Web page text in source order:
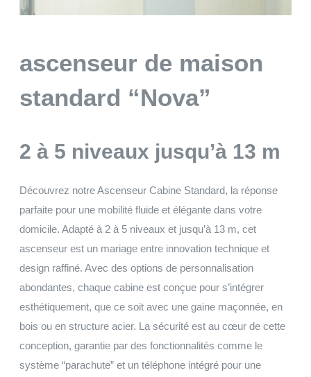
ascenseur de maison
standard “Nova”
2 à 5 niveaux jusqu’à 13 m
Découvrez notre Ascenseur Cabine Standard, la réponse
parfaite pour une mobilité fluide et élégante dans votre
domicile. Adapté à 2 à 5 niveaux et jusqu’à 13 m, cet
ascenseur est un mariage entre innovation technique et
design raffiné. Avec des options de personnalisation
abondantes, chaque cabine est conçue pour s’intégrer
esthétiquement, que ce soit avec une gaine maçonnée, en
bois ou en structure acier. La sécurité est au cœur de cette
conception, garantie par des fonctionnalités comme le
système “parachute” et un téléphone intégré pour une